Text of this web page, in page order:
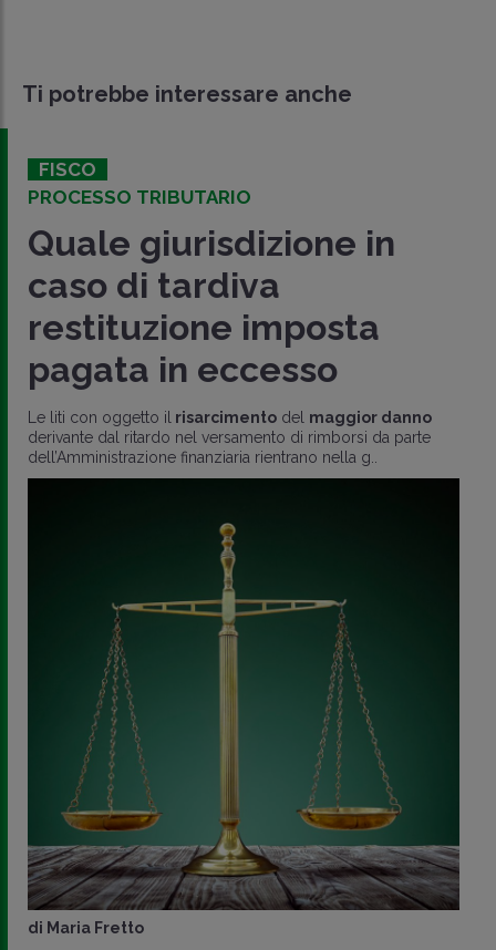
Ti potrebbe interessare anche
FISCO
PROCESSO TRIBUTARIO
Quale giurisdizione in
caso di tardiva
restituzione imposta
pagata in eccesso
Le liti con oggetto il risarcimento del maggior danno
derivante dal ritardo nel versamento di rimborsi da parte
dell’Amministrazione finanziaria rientrano nella g..
di Maria Fretto